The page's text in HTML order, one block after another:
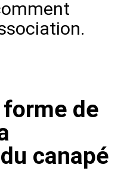
de
canapé